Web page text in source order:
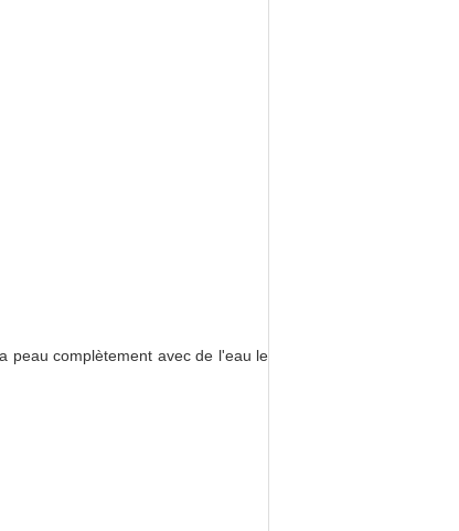
peau complètement avec de l'eau le